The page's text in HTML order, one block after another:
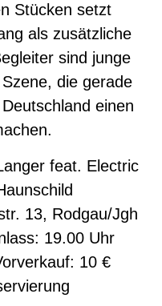
Stücken setzt
als zusätzliche
sind junge
die gerade
einen
feat. Electric
13, Rodgau/Jgh
19.00 Uhr
10 €